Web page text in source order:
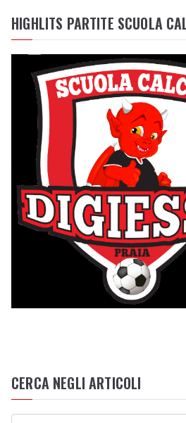
HIGHLITS PARTITE SCUOLA
CERCA NEGLI ARTICOLI